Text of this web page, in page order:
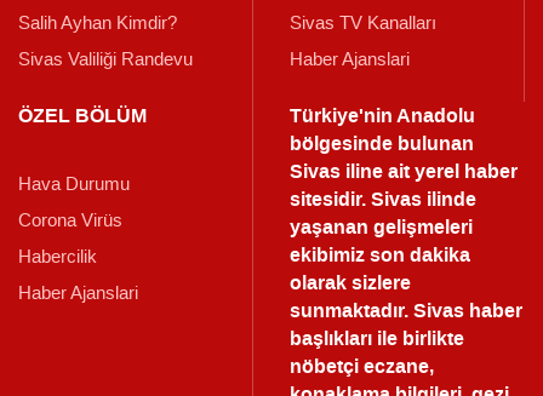
Salih Ayhan Kimdir?
Sivas Valiliği Randevu
Sivas TV Kanalları
Haber Ajanslari
ÖZEL BÖLÜM
Hava Durumu
Corona Virüs
Habercilik
Haber Ajanslari
Türkiye'nin Anadolu
bölgesinde bulunan
Sivas iline ait yerel haber
sitesidir. Sivas ilinde
yaşanan gelişmeleri
ekibimiz son dakika
olarak sizlere
sunmaktadır.Sivas haber
başlıkları ile birlikte
nöbetçi eczane,